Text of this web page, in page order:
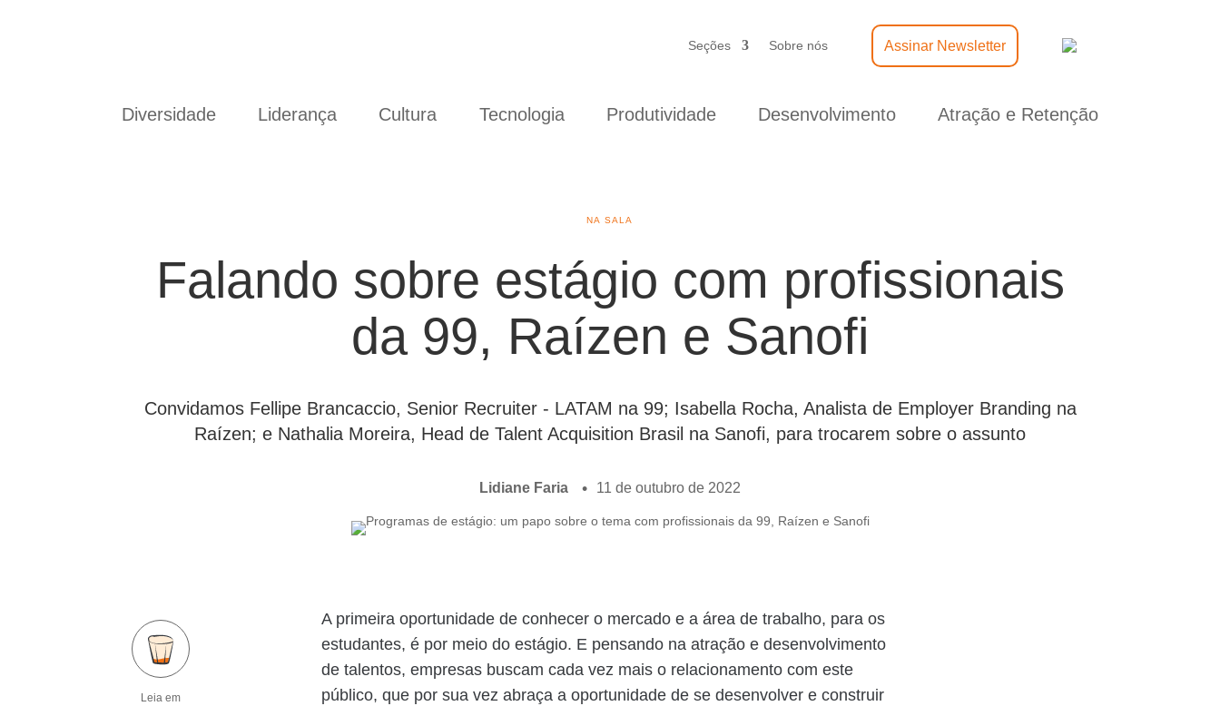
Seções Sobre nós Assinar Newsletter
Diversidade Liderança Cultura Tecnologia Produtividade Desenvolvimento Atração e Retenção
NA SALA
Falando sobre estágio com profissionais
da 99, Raízen e Sanofi
Convidamos Fellipe Brancaccio, Senior Recruiter - LATAM na 99; Isabella Rocha, Analista de Employer Branding na
Raízen; e Nathalia Moreira, Head de Talent Acquisition Brasil na Sanofi, para trocarem sobre o assunto
Lidiane Faria 11 de outubro de 2022
Leia em
A primeira oportunidade de conhecer o mercado e a área de trabalho, para os
estudantes, é por meio do estágio. E pensando na atração e desenvolvimento
de talentos, empresas buscam cada vez mais o relacionamento com este
público, que por sua vez abraça a oportunidade de se desenvolver e construir